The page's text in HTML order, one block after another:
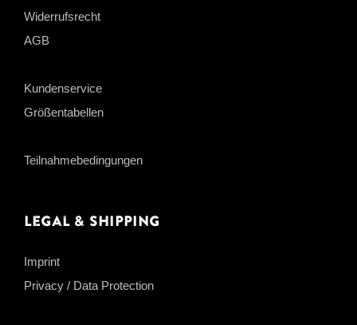
Widerrufsrecht
AGB
Kundenservice
Größentabellen
Teilnahmebedingungen
Legal & Shipping
Imprint
Privacy / Data Protection